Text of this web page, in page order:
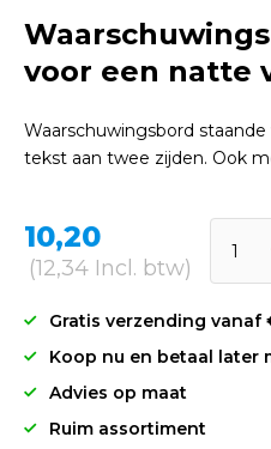
voor een natte
Waarschuwingsbord
tekst aan twee zijden. Ook
10,20
(12,34 Incl. btw)
Gratis verzending vanaf
Koop nu en betaal later
Advies op maat
Ruim assortiment